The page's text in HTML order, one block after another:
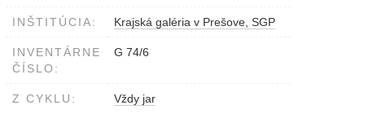
INŠTITÚCIA: Krajská galéria v Prešove, SGP
INVENTÁRNE
ČÍSLO:
G 74/6
Z CYKLU: Vždy jar